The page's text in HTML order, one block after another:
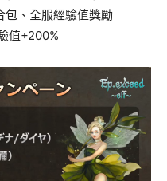
包、全服經驗值獎勵
值+200%